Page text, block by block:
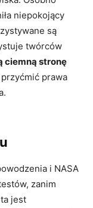
niepokojący
są
twórców
ciemną stronę
prawa
i NASA
zanim
jest